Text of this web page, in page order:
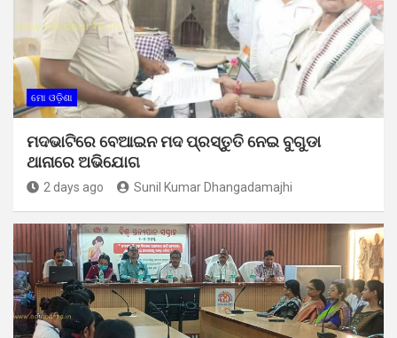
ମୋ ଓଡ଼ିଶା
ମଦଭାଟିରେ ବେଆଇନ ମଦ ପ୍ରସ୍ତୁତି ନେଇ ବୁଗୁଡା
ଥାନାରେ ଅଭିଯୋଗ
2 days ago Sunil Kumar Dhangadamajhi